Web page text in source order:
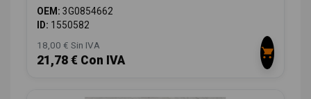
OEM: 3G0854662
ID: 1550582
18,00 € Sin IVA
21,78 € Con IVA